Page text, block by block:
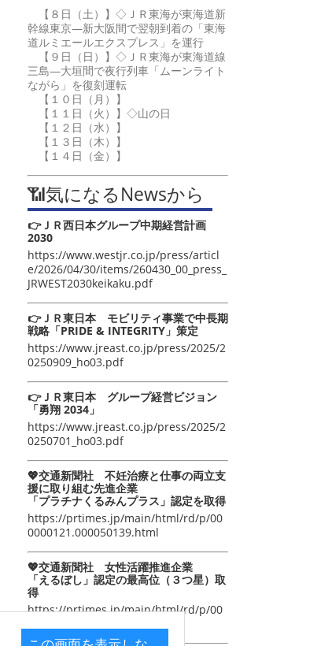
【８日（土）】◇ＪＲ東海が東海道新
幹線東京―新大阪間で翌朝到着の「東海
道ルミエールエクスプレス」を運行
【９日（日）】◇ＪＲ東海が東海道線
三島―大垣間で夜行列車「ムーンライト
ながら」を復刻運転
【１０日（月）】
【１１日（火）】◇山の日
【１２日（水）】
【１３日（木）】
【１４日（金）】
📶気になるNewsから
👉ＪＲ西日本グループ中期経営計画
2030
https://www.westjr.co.jp/press/articl
e/2026/04/30/items/260430_00_press_
JRWEST2030keikaku.pdf
👉ＪＲ東日本 モビリティ事業で中長期
戦略「PRIDE & INTEGRITY」策定
https://www.jreast.co.jp/press/2025/2
0250909_ho03.pdf
👉ＪＲ東日本 グループ経営ビジョン
「勇翔 2034」
https://www.jreast.co.jp/press/2025/2
0250701_ho03.pdf
💖交通新聞社 不妊治療と仕事の両立支
援に取り組む先進企業
「プラチナくるみんプラス」認定を取得
https://prtimes.jp/main/html/rd/p/00
0000121.000050139.html
💖交通新聞社 女性活躍推進企業
「えるぼし」認定の最高位（３つ星）取
得
https://prtimes.jp/main/html/rd/p/00